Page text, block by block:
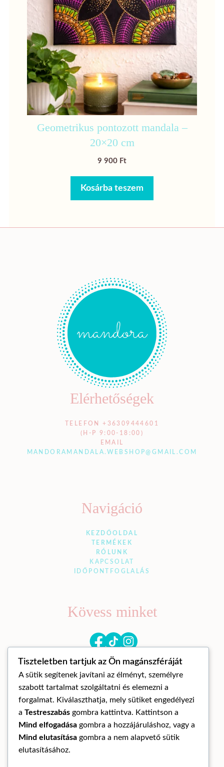
Geometrikus pontozott mandala –
20×20 cm
9 900 Ft
Kosárba teszem
Elérhetőségek
TELEFON +36309444601
(H-P 9:00-18:00)
EMAIL
MANDORAMANDALA.WEBSHOP@GMAIL.COM
Navigáció
KEZDŐOLDAL
TERMÉKEK
RÓLUNK
KAPCSOLAT
IDŐPONTFOGLALÁS
Kövess minket
© Mandora mandala 2026
ÁLTALÁNOS SZERZŐDÉSI FELTÉTELEK
Tiszteletben tartjuk az Ön magánszféráját
A sütik segítenek javítani az élményt, személyre
szabott tartalmat szolgáltatni és elemezni a
forgalmat. Kiválaszthatja, mely sütiket engedélyezi
a Testreszabás gombra kattintva. Kattintson a
Mind elfogadása gombra a hozzájáruláshoz, vagy a
Mind elutasítása gombra a nem alapvető sütik
elutasításához.